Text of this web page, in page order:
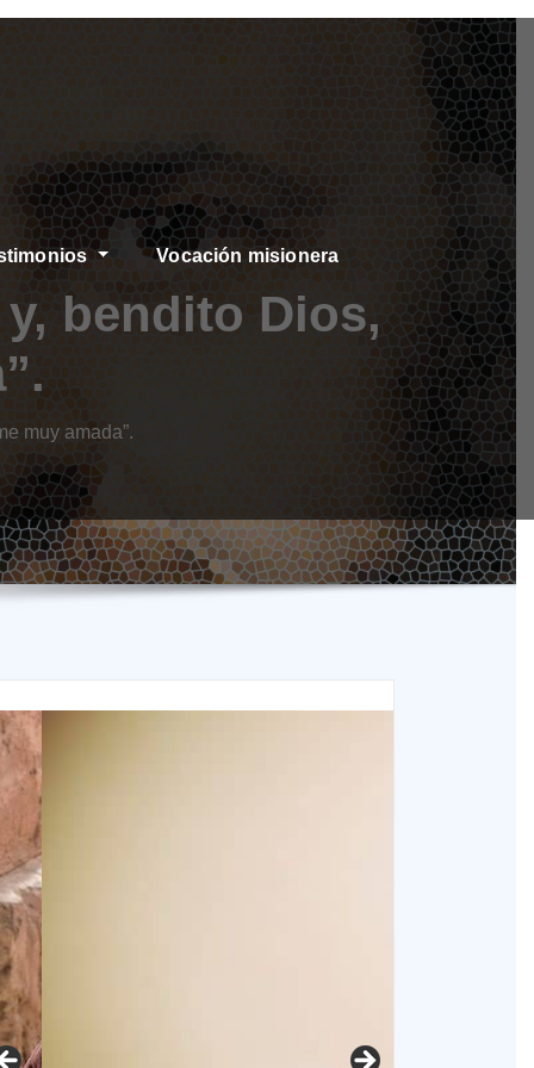
Vocación misionera
bendito Dios,
muy amada”.